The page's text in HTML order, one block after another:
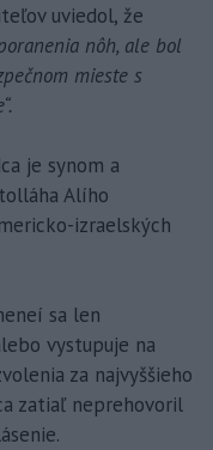
uviedol, že
nôh, ale bol
mieste s
je synom a
Alího
izraelských
sa len
vystupuje na
za najvyššieho
zatiaľ neprehovoril